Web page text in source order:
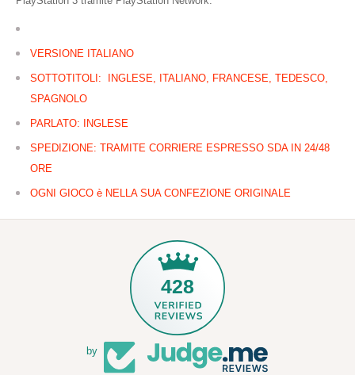
VERSIONE ITALIANO
SOTTOTITOLI: INGLESE, ITALIANO, FRANCESE, TEDESCO,
SPAGNOLO
PARLATO: INGLESE
SPEDIZIONE: TRAMITE CORRIERE ESPRESSO SDA IN 24/48
ORE
OGNI GIOCO è NELLA SUA CONFEZIONE ORIGINALE
428
by